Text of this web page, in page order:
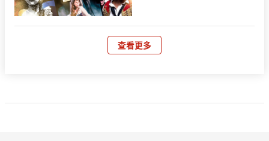
查看更多